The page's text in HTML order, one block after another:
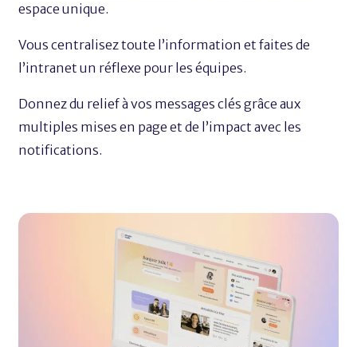
espace unique.
Vous centralisez toute l’information et faites de
l’intranet un réflexe pour les équipes.
Donnez du relief à vos messages clés grâce aux
multiples mises en page et de l’impact avec les
notifications.